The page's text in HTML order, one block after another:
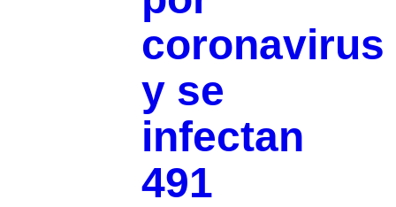
coronavirus
y se
infectan
491